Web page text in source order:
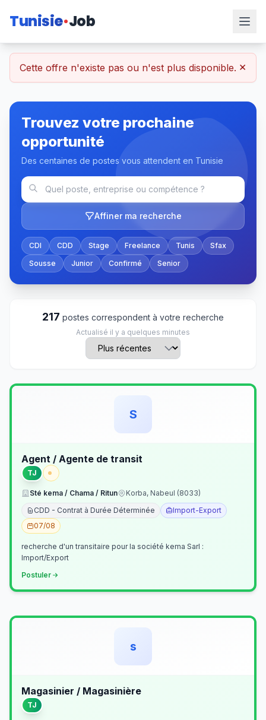
Tunisie Job
Cette offre n'existe pas ou n'est plus disponible. ×
Trouvez votre prochaine
opportunité
Des centaines de postes vous attendent en Tunisie
Affiner ma recherche
CDI CDD Stage Freelance Tunis
Sfax
Sousse
Junior Confirmé Senior
217 postes correspondent à votre recherche
Actualisé il y a quelques minutes
S
Agent / Agente de transit
TJ
Sté kema / Chama / Ritun
Korba, Nabeul (8033)
CDD - Contrat à Durée Déterminée
Import-Export
07/08
recherche d'un transitaire pour la société kema Sarl :
Import/Export
Postuler
s
Magasinier / Magasinière
TJ